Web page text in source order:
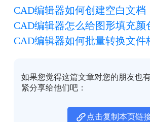
CAD编辑器如何创建空白文档
CAD编辑器怎么给图形填充颜
CAD编辑器如何批量转换文件
如果您觉得这篇文章对您的朋友也
紧分享给他们吧：
点击复制本页链